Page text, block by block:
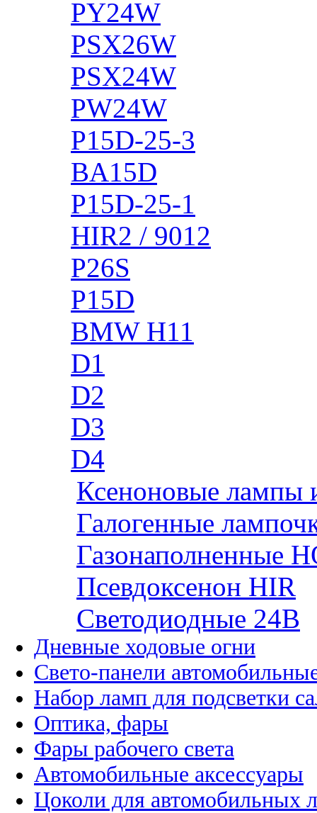
PY24W
PSX26W
PSX24W
PW24W
P15D-25-3
BA15D
P15D-25-1
HIR2 / 9012
P26S
P15D
BMW H11
D1
D2
D3
D4
Ксеноновые лампы
Галогенные
Газонаполненные
Псевдоксенон HIR
Cветодиодные 24B
Дневные ходовые огни
Свето-панели
Набор ламп для подсветки
Оптика, фары
Фары рабочего света
Автомобильные аксессуары
Цоколи для автомобильных